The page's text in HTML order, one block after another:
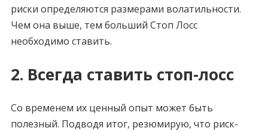
риски определяются размерами волатильности.
Чем она выше, тем больший Стоп Лосс
необходимо ставить.
2. Всегда ставить стоп-лосс
Со временем их ценный опыт может быть
полезный. Подводя итог, резюмирую, что риск-